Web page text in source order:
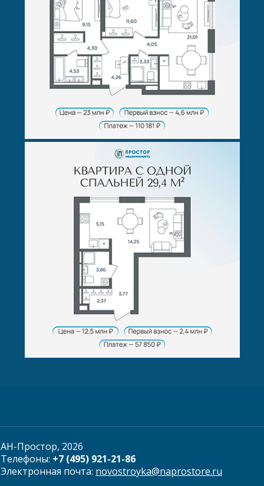
АН-Простор, 2026
Телефоны: +7 (495) 921-21-86
Электронная почта: novostroyka@naprostore.ru